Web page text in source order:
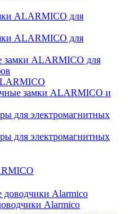
ALARMICO для
ALARMICO для
замки ALARMICO для
замки ALARMICO и
для электромагнитных
для электромагнитных
доводчики Alarmico
Alarmico